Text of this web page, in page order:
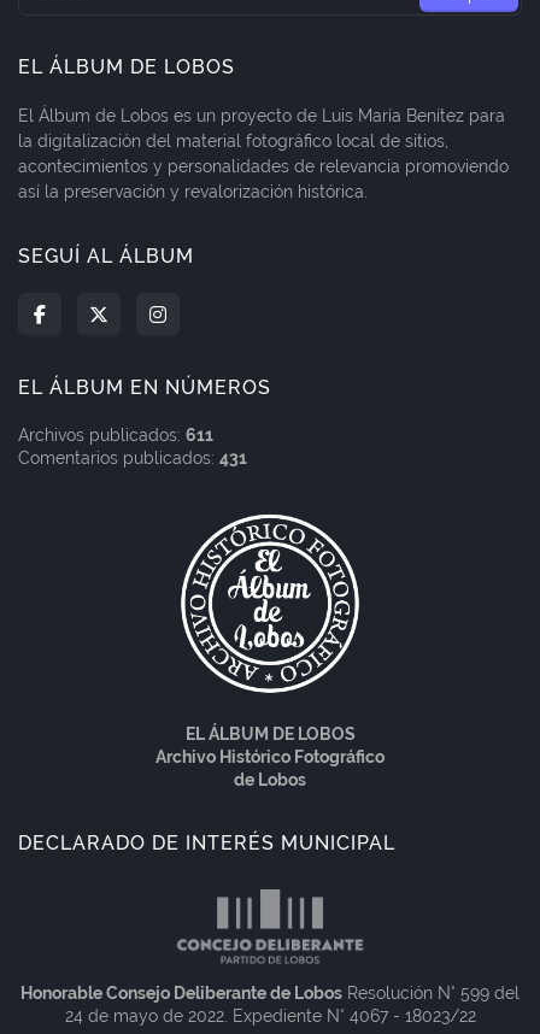
EL ÁLBUM DE LOBOS
El Álbum de Lobos es un proyecto de Luis María Benítez para
la digitalización del material fotográfico local de sitios,
acontecimientos y personalidades de relevancia promoviendo
así la preservación y revalorización histórica.
SEGUÍ AL ÁLBUM
EL ÁLBUM EN NÚMEROS
Archivos publicados: 611
Comentarios publicados: 431
EL ÁLBUM DE LOBOS
Archivo Histórico Fotográfico
de Lobos
DECLARADO DE INTERÉS MUNICIPAL
Honorable Consejo Deliberante de Lobos Resolución N° 599 del
24 de mayo de 2022. Expediente N° 4067 - 18023/22